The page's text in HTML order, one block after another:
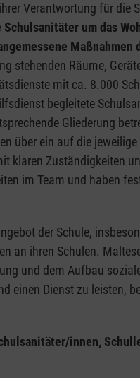
Verantwortung für die
um das
Maßnahmen
stehenden Räume,
mit ca. 8.000
begleitete
Gliederung
über ein auf die
klaren Zuständigkeiten
im Team und haben
der Schule,
an ihren Schulen.
und dem Aufbau
einen Dienst zu leisten,
innen,